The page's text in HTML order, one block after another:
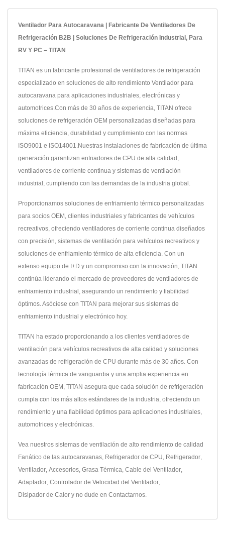
Ventilador Para Autocaravana | Fabricante De Ventiladores De
Refrigeración B2B | Soluciones De Refrigeración Industrial, Para
RV Y PC – TITAN
TITAN es un fabricante profesional de ventiladores de refrigeración
especializado en soluciones de alto rendimiento Ventilador para
autocaravana para aplicaciones industriales, electrónicas y
automotrices.Con más de 30 años de experiencia, TITAN ofrece
soluciones de refrigeración OEM personalizadas diseñadas para
máxima eficiencia, durabilidad y cumplimiento con las normas
ISO9001 e ISO14001.Nuestras instalaciones de fabricación de última
generación garantizan enfriadores de CPU de alta calidad,
ventiladores de corriente continua y sistemas de ventilación
industrial, cumpliendo con las demandas de la industria global.
Proporcionamos soluciones de enfriamiento térmico personalizadas
para socios OEM, clientes industriales y fabricantes de vehículos
recreativos, ofreciendo ventiladores de corriente continua diseñados
con precisión, sistemas de ventilación para vehículos recreativos y
soluciones de enfriamiento térmico de alta eficiencia. Con un
extenso equipo de I+D y un compromiso con la innovación, TITAN
continúa liderando el mercado de proveedores de ventiladores de
enfriamiento industrial, asegurando un rendimiento y fiabilidad
óptimos. Asóciese con TITAN para mejorar sus sistemas de
enfriamiento industrial y electrónico hoy.
TITAN ha estado proporcionando a los clientes ventiladores de
ventilación para vehículos recreativos de alta calidad y soluciones
avanzadas de refrigeración de CPU durante más de 30 años. Con
tecnología térmica de vanguardia y una amplia experiencia en
fabricación OEM, TITAN asegura que cada solución de refrigeración
cumpla con los más altos estándares de la industria, ofreciendo un
rendimiento y una fiabilidad óptimos para aplicaciones industriales,
automotrices y electrónicas.
Vea nuestros sistemas de ventilación de alto rendimiento de calidad
Fanático de las autocaravanas Refrigerador de CPU Refrigerador
Ventilador Accesorios Grasa Térmica Cable del Ventilador
Adaptador Controlador de Velocidad del Ventilador
Disipador de Calor y no dude en Contactarnos